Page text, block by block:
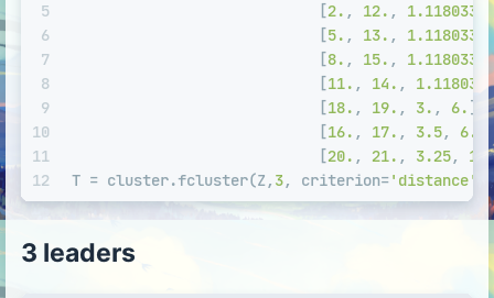
5
6
7
8
9
10
11
12
                            [
2. , 12. , 1.11803399
                            [
5. , 13. , 1.11803399
                            [
8. , 15. , 1.11803399
                            [
11. , 14. ,
                            [
18. , 19. , 3. , 6. ],
                            [
16. , 17. , 3.5, 6.
                            [
20. , 21. , 3.25, 12.
T = cluster.fcluster(Z, 3, criterion='distance'
3 leaders